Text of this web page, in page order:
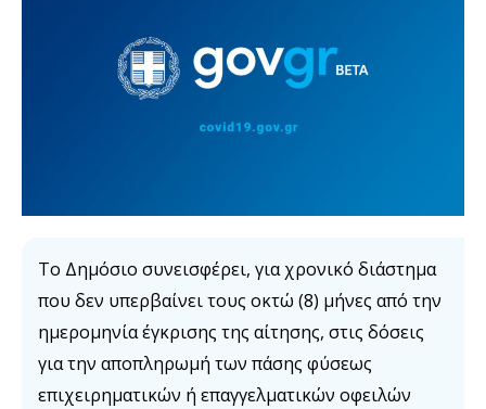
Το Δημόσιο συνεισφέρει, για χρονικό διάστημα
που δεν υπερβαίνει τους οκτώ (8) μήνες από την
ημερομηνία έγκρισης της αίτησης, στις δόσεις
για την αποπληρωμή των πάσης φύσεως
επιχειρηματικών ή επαγγελματικών οφειλών